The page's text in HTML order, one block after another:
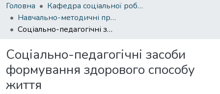
Головна
Кафедра соціальної роботи
Навчально-методичні праці
Соціально-педагогічні засоби формування здорового способу життя
Соціально-педагогічні засоби
формування здорового способу
життя